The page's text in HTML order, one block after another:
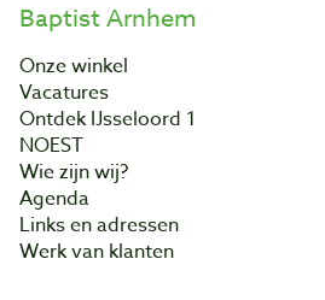
Baptist Arnhem
Onze winkel
Vacatures
Ontdek IJsseloord 1
NOEST
Wie zijn wij?
Agenda
Links en adressen
Werk van klanten